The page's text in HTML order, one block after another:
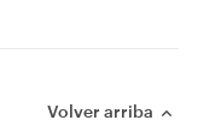
Volver arriba